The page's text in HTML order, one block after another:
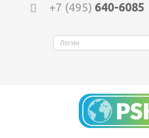
+7 (495) 640-6085